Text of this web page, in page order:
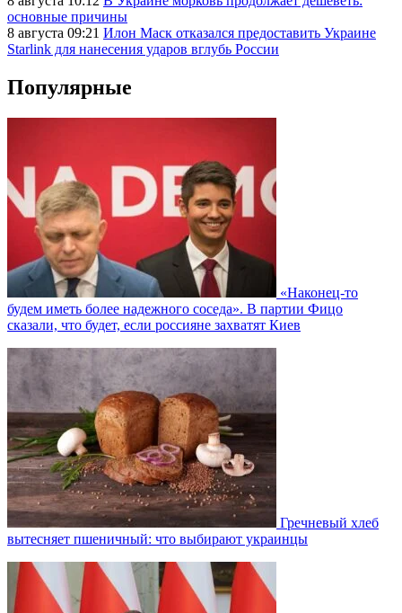
основные причины
8 августа 09:21 Илон Маск отказался предоставить Украине
Starlink для нанесения ударов вглубь России
Популярные
«Наконец-то
будем иметь более надежного соседа». В партии Фицо
сказали, что будет, если россияне захватят Киев
Гречневый хлеб
вытесняет пшеничный: что выбирают украинцы